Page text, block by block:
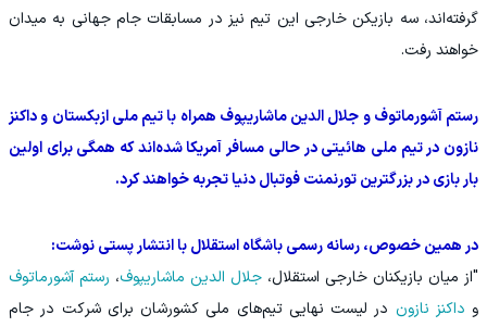
گرفته‌اند، سه بازیکن خارجی این تیم نیز در مسابقات جام جهانی به میدان
خواهند رفت.
رستم آشورماتوف و جلال الدین ماشاریپوف همراه با تیم ملی ازبکستان و داکنز
نازون در تیم ملی هائیتی در حالی مسافر آمریکا شده‌اند که همگی برای اولین
بار بازی در بزرگترین تورنمنت فوتبال دنیا تجربه خواهند کرد.
در همین خصوص، رسانه رسمی باشگاه استقلال با انتشار پستی نوشت:
"از میان بازیکنان خارجی استقلال، جلال الدین ماشاریپوف، رستم آشورماتوف
و داکنز نازون در لیست نهایی تیم‌های ملی کشورشان برای شرکت در جام